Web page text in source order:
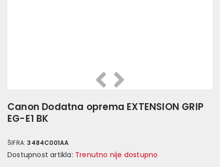
PrethodnaSlijedeća
Canon Dodatna oprema EXTENSION GRIP
EG-E1 BK
ŠIFRA:3484C001AA
Dostupnost artikla: Trenutno nije dostupno